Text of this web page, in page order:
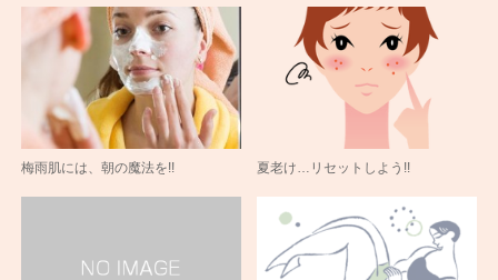
梅雨肌には、朝の魔法を!! 夏老け…リセットしよう!!